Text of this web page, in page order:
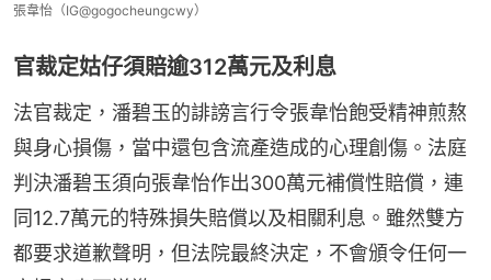
張韋怡（IG@gogocheungcwy）
官裁定姑仔須賠逾312萬元及利息
法官裁定，潘碧玉的誹謗言行令張韋怡飽受精神煎熬
與身心損傷，當中還包含流產造成的心理創傷。法庭
判決潘碧玉須向張韋怡作出300萬元補償性賠償，連
同12.7萬元的特殊損失賠償以及相關利息。雖然雙方
都要求道歉聲明，但法院最終決定，不會頒令任何一